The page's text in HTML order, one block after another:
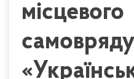
місцевого